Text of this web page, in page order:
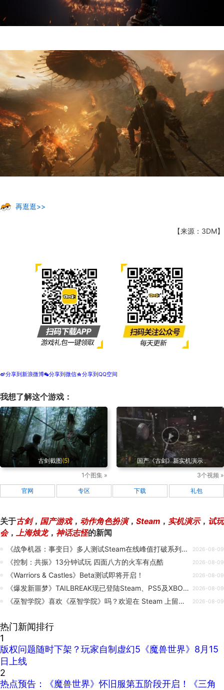
再逛逛>>
【来源：3DM】
t分享到新浪微博w分享到微信z分享到QQ空间
我想了解这个游戏：
古剑截图(5)
1个图集 »
国产《古剑》新实机演示
3个视频 »
官网 专区 下载 礼包
关于古剑， 国产游戏， 动作角色扮演， Steam ， 实机演示， 试玩
会， 上海烛龙， 神话志怪的新闻
《战争机器：事变日》多人测试Steam在线峰值打破系列历史纪录 2026-08-09
《控制：共振》13分钟试玩 四面八方的火车有点酷 2026-08-09
《Warriors & Castles》Beta测试即将开启！ 2026-08-09
《爆发新噩梦》TAILBREAK现已登陆Steam、PS5及XBOX平台！ 2026-08-09
《巫智学院》喜欢《巫智学院》吗？欢迎在 Steam 上留下评价！💙 2026-08-09
热门新闻排行
1
版权问题随时下架？玩家自制虚幻5《魔兽世界》8月15
日上线
2
热点预告：《魔兽世界》怀旧服第五阶段开启！《三角